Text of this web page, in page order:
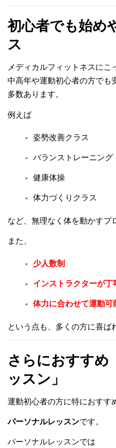
初心者でも始め
ス
メディカルフィットネスにこ
中高年や運動初心者の方でも
多数あります。
例えば
姿勢改善クラス
バランストレーニング
健康体操
体力づくりクラス
など、無理なく体を動かすプ
また、
少人数制
インストラクターが丁
体力に合わせて運動可
という点も、多くの方に喜ば
さらにおすすめ
ッスン」
運動初心者の方に特におすす
パーソナルレッスンです。
パーソナルレッスンでは